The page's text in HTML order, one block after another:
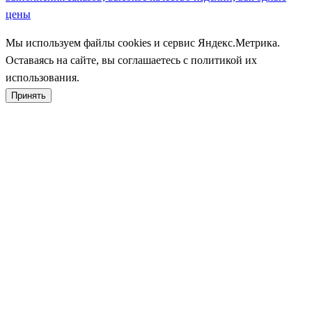
цены
Мы используем файлы cookies и сервис Яндекс.Метрика.
Оставаясь на сайте, вы соглашаетесь с политикой их
использования.
Принять